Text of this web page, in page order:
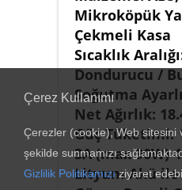
Mikroköpük
Çekmeli Kasa
Sıcaklık
Dondurucu /
Soğutma
Net Ağırlık:
Güç Tüketimi:
3A (max 90W)
Lityum Akü ile
Çerez Kullanımı
Çerezler (cookie), Web
şekilde sunmamızı
Gizlilik Politikamızıziyaret